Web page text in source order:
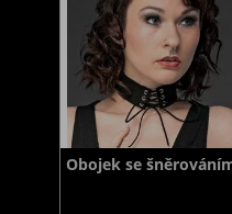
Obojek se